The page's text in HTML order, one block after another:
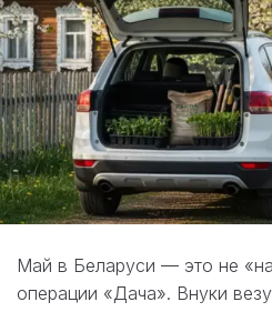
Май в Беларуси — это не
операции «Дача». Внуки